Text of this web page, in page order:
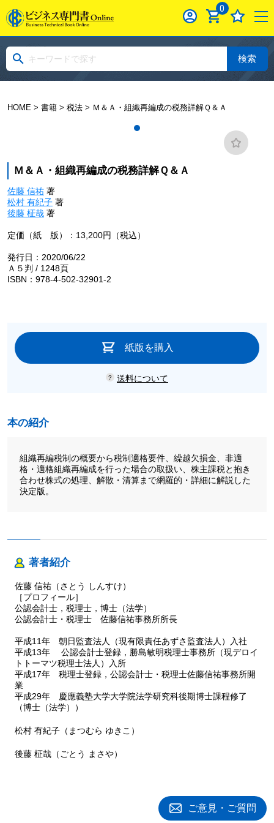
0
検索
HOME> 書籍> 税法> Ｍ＆Ａ・組織再編成の税務詳解Ｑ＆Ａ
Ｍ＆Ａ・組織再編成の税務詳解Ｑ＆Ａ
佐藤 信祐著
松村 有紀子著
後藤 柾哉著
定価（紙 版）：13,200円（税込）
発行日：2020/06/22
Ａ５判 / 1248頁
ISBN：978-4-502-32901-2
紙版を購入
送料について
本の紹介
組織再編税制の概要から税制適格要件、繰越欠損金、非適
格・適格組織再編成を行った場合の取扱い、株主課税と抱き
合わせ株式の処理、解散・清算まで網羅的・詳細に解説した
決定版。
著者紹介
佐藤 信祐（さとう しんすけ）
［プロフィール］
公認会計士，税理士，博士（法学）
公認会計士・税理士 佐藤信祐事務所所長
平成11年 朝日監査法人（現有限責任あずさ監査法人）入社
平成13年 公認会計士登録，勝島敏明税理士事務所（現デロイ
トトーマツ税理士法人）入所
平成17年 税理士登録，公認会計士・税理士佐藤信祐事務所開
業
平成29年 慶應義塾大学大学院法学研究科後期博士課程修了
（博士（法学））
松村 有紀子（まつむら ゆきこ）
後藤 柾哉（ごとう まさや）
ご意見・ご質問